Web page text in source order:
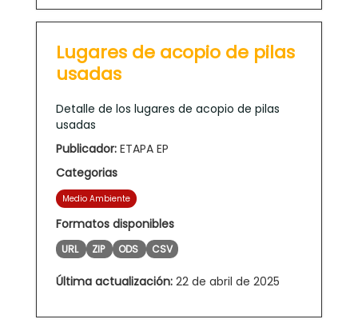
Lugares de acopio de pilas
usadas
Detalle de los lugares de acopio de pilas
usadas
Publicador: ETAPA EP
Categorias
Medio Ambiente
Formatos disponibles
URL ZIP ODS CSV
Última actualización: 22 de abril de 2025